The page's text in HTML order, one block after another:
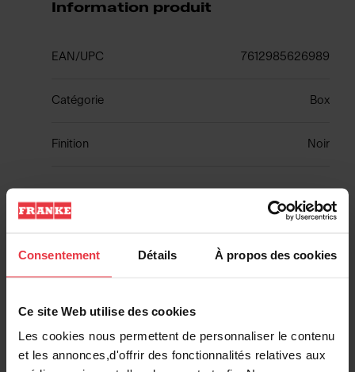
Consentement Détails À propos des cookies
Ce site Web utilise des cookies
Les cookies nous permettent de personnaliser le contenu
et les annonces,d'offrir des fonctionnalités relatives aux
Information produit
EAN/UPC 7612985626989
Catégorie Box
Finition Noir
Caractéristiques produit